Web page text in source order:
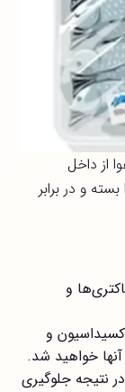
از داخل
و در برابر
و
و
خواهید شد.
نتیجه جلوگیری